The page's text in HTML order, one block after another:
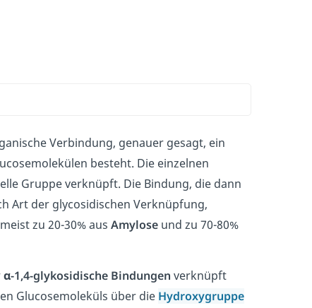
Verbindung, genauer gesagt, ein
besteht. Die einzelnen
Gruppe verknüpft. Die Bindung, die dann
Art der glycosidischen Verknüpfung,
zu 20-30% aus Amylose und zu 70-80%
α-1,4-glykosidische Bindungen verknüpft
Glucosemoleküls über die Hydroxygruppe